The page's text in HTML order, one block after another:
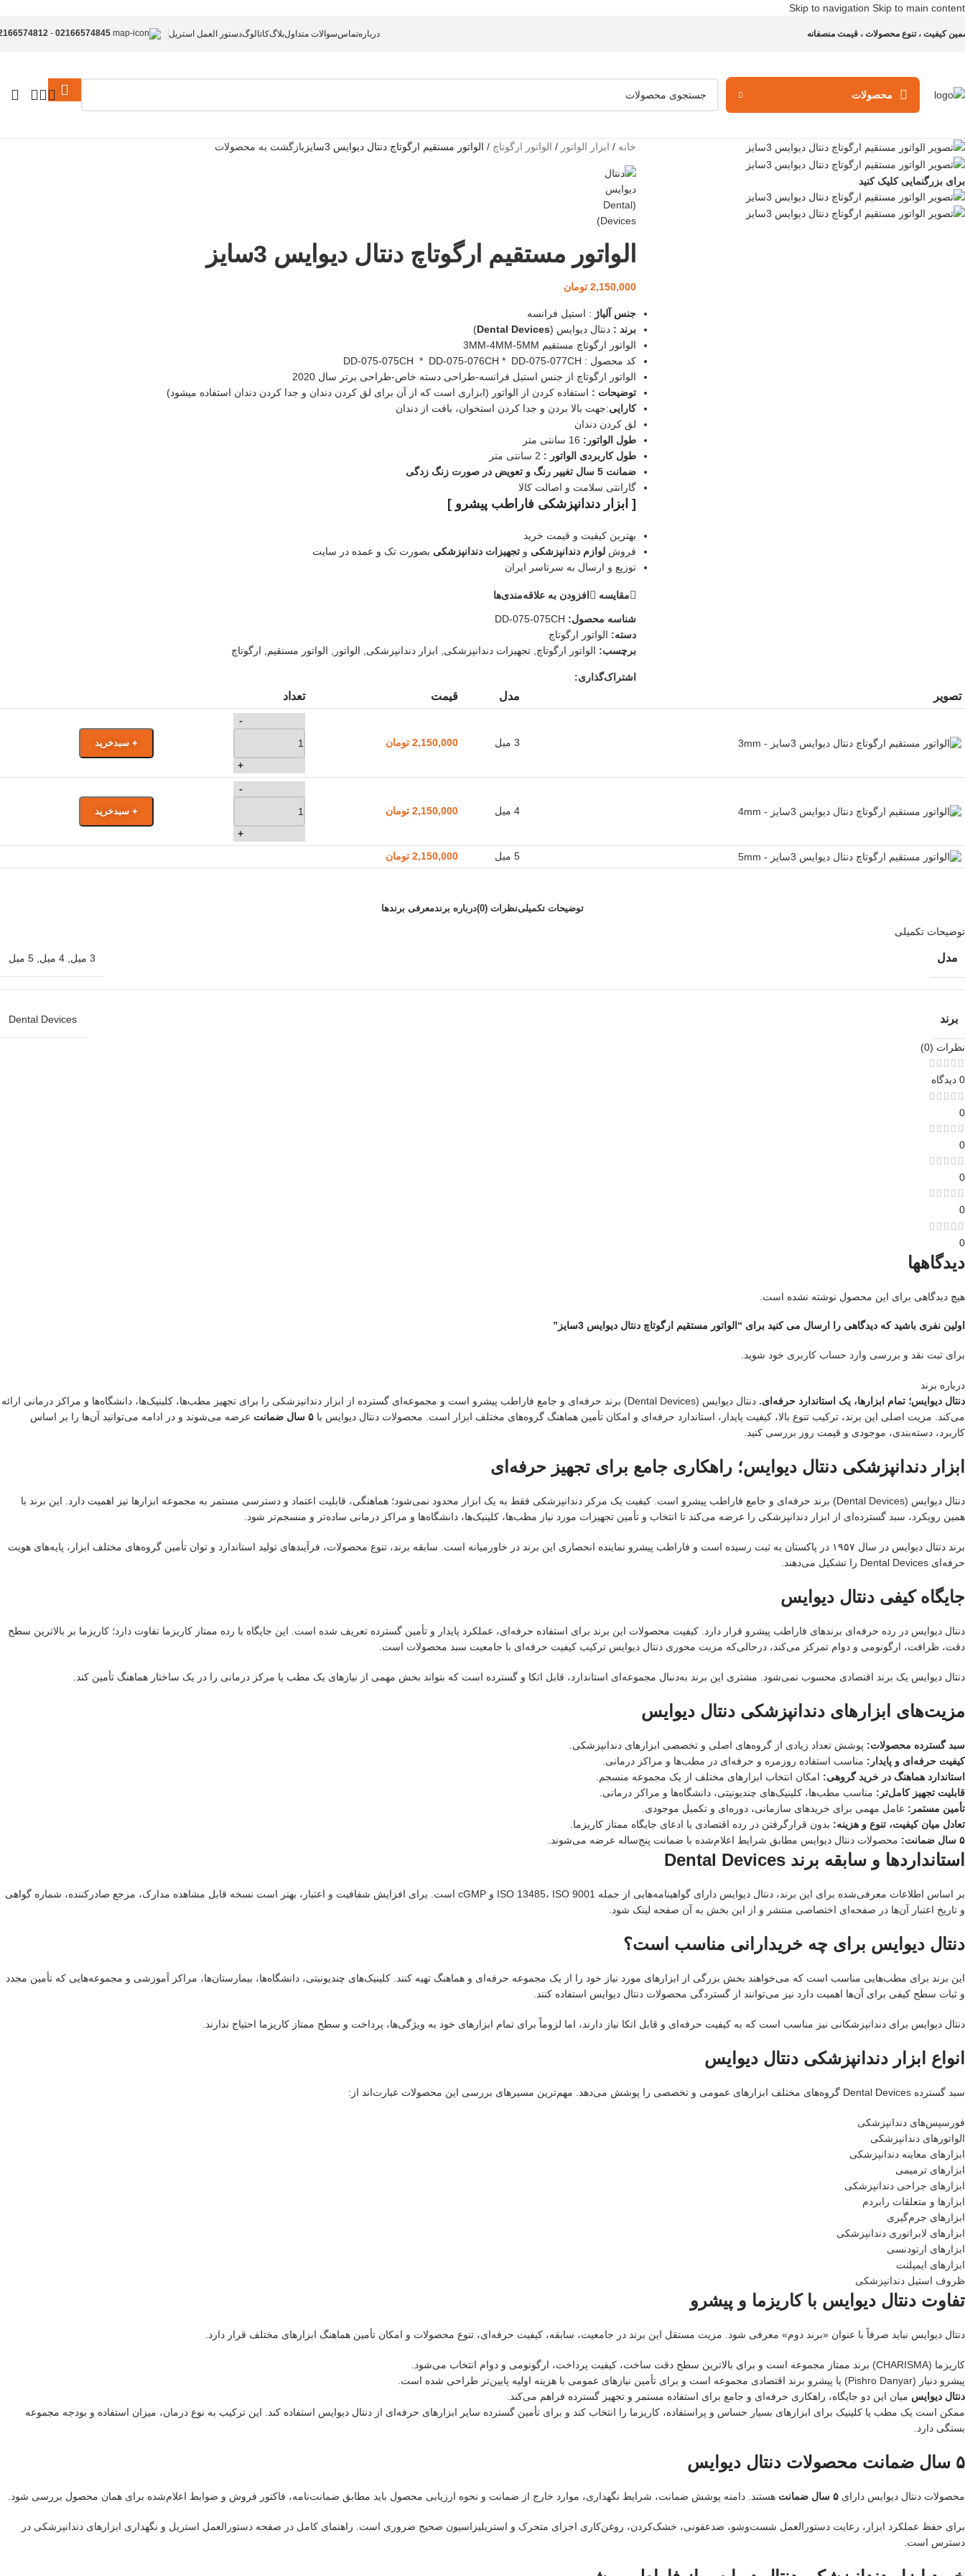
Skip to navigation Skip to main content
کیفیت ، تنوع محصولات ، قیمت منصفانه دربارهتماسسوالات متداولبلاگکاتالوگدستور العمل استریل 02166574845
-
محصولات
برای بزرگنمایی کلیک کنید
خانه / ابزار الواتور / الواتور ارگوتاچ / الواتور مستقیم ارگوتاچ دنتال دیوایس 3سایز بازگشت به محصولات
الواتور مستقیم ارگوتاچ دنتال دیوایس 3سایز
2,150,000 تومان
جنس آلیاژ : استیل فرانسه
برند : دنتال دیوایس (Dental Devices
)
الواتور ارگوتاچ مستقیم 3MM-4MM-5MM
کد محصول : DD-075-075CH * DD-075-076CH * DD-075-077CH
الواتور ارگوتاچ از جنس استیل فرانسه-طراحی دسته خاص-طراحی برتر سال 2020
توضیحات : استفاده کردن از الواتور (ابزاری است که از آن برای لق کردن دندان و جدا کردن دندان استفاده میشود)
کارایی:جهت بالا بردن و جدا کردن استخوان، بافت از دندان
لق کردن دندان
طول الواتور: 16 سانتی متر
طول کاربردی الواتور : 2 سانتی متر
ضمانت 5 سال تغییر رنگ و تعویض در صورت زنگ زدگی
گارانتی سلامت و اصالت کالا
[ ابزار دندانپزشکی فاراطب پیشرو ]
بهترین کیفیت و قیمت خرید
فروش لوازم دندانپزشکی و تجهیزات دندانپزشکی بصورت تک و عمده در سایت
توزیع و ارسال به سرتاسر ایران
مقایسه افزودن به علاقه‌مندی‌ها
شناسه محصول: DD-075-075CH
دسته: الواتور ارگوتاچ
برچسب: الواتور ارگوتاچ تجهیزات دندانپزشکی ابزار دندانپزشکی الواتور الواتور مستقیم ارگوتاچ
اشتراک‌گذاری:
تصویر مدل قیمت تعداد
3 میل 2,150,000 تومان
-
+
+ سبدخرید
4 میل 2,150,000 تومان
-
+
+ سبدخرید
5 میل 2,150,000 تومان
توضیحات تکمیلینظرات (0) درباره برندمعرفی برند‌ها
توضیحات تکمیلی
مدل 3 میل 4 میل 5 میل
برند Dental Devices
نظرات (0)
0 دیدگاه
0
0
0
0
0
دیدگاهها
هیچ دیدگاهی برای این محصول نوشته نشده است.
اولین نفری باشید که دیدگاهی را ارسال می کنید برای “الواتور مستقیم ارگوتاچ دنتال دیوایس 3سایز”
برای ثبت نقد و بررسی وارد حساب کاربری خود شوید.
درباره برند
دنتال دیوایس؛ تمام ابزارها، یک استاندارد حرفه‌ای.
دنتال دیوایس (Dental Devices) برند حرفه‌ای و جامع فاراطب پیشرو است و مجموعه‌ای گسترده از ابزار دندانپزشکی را برای تجهیز مطب‌ها، کلینیک‌ها، دانشگاه‌ها و مراکز درمانی ارائه
می‌کند. مزیت اصلی این برند، ترکیب تنوع بالا، کیفیت پایدار، استاندارد حرفه‌ای و امکان تأمین هماهنگ گروه‌های مختلف ابزار است. محصولات دنتال دیوایس با ۵ سال ضمانت
عرضه می‌شوند و در ادامه می‌توانید آن‌ها را بر اساس
کاربرد، دسته‌بندی، موجودی و قیمت روز بررسی کنید.
ابزار دندانپزشکی دنتال دیوایس؛ راهکاری جامع برای تجهیز حرفه‌ای
دنتال دیوایس (Dental Devices) برند حرفه‌ای و جامع فاراطب پیشرو است. کیفیت یک مرکز دندانپزشکی فقط به یک ابزار محدود نمی‌شود؛ هماهنگی، قابلیت اعتماد و دسترسی مستمر به مجموعه ابزارها نیز اهمیت دارد. این برند با
همین رویکرد، سبد گسترده‌ای از ابزار دندانپزشکی را عرضه می‌کند تا انتخاب و تأمین تجهیزات مورد نیاز مطب‌ها، کلینیک‌ها، دانشگاه‌ها و مراکز درمانی ساده‌تر و منسجم‌تر شود.
برند دنتال دیوایس در سال ۱۹۵۷ در پاکستان به ثبت رسیده است و فاراطب پیشرو نماینده انحصاری این برند در خاورمیانه است. سابقه برند، تنوع محصولات، فرآیندهای تولید استاندارد و توان تأمین گروه‌های مختلف ابزار، پایه‌های هویت
حرفه‌ای Dental Devices را تشکیل می‌دهند.
جایگاه کیفی دنتال دیوایس
دنتال دیوایس در رده حرفه‌ای برندهای فاراطب پیشرو قرار دارد. کیفیت محصولات این برند برای استفاده حرفه‌ای، عملکرد پایدار و تأمین گسترده تعریف شده است. این جایگاه با رده ممتاز کاریزما تفاوت دارد؛ کاریزما بر بالاترین سطح
دقت، ظرافت، ارگونومی و دوام تمرکز می‌کند، درحالی‌که مزیت محوری دنتال دیوایس ترکیب کیفیت حرفه‌ای با جامعیت سبد محصولات است.
دنتال دیوایس یک برند اقتصادی محسوب نمی‌شود. مشتری این برند به‌دنبال مجموعه‌ای استاندارد، قابل اتکا و گسترده است که بتواند بخش مهمی از نیازهای یک مطب یا مرکز درمانی را در یک ساختار هماهنگ تأمین کند.
مزیت‌های ابزارهای دندانپزشکی دنتال دیوایس
سبد گسترده محصولات: پوشش تعداد زیادی از گروه‌های اصلی و تخصصی ابزارهای دندانپزشکی.
کیفیت حرفه‌ای و پایدار: مناسب استفاده روزمره و حرفه‌ای در مطب‌ها و مراکز درمانی.
استاندارد هماهنگ در خرید گروهی: امکان انتخاب ابزارهای مختلف از یک مجموعه منسجم.
قابلیت تجهیز کامل‌تر: مناسب مطب‌ها، کلینیک‌های چندیونیتی، دانشگاه‌ها و مراکز درمانی.
تأمین مستمر: عامل مهمی برای خریدهای سازمانی، دوره‌ای و تکمیل موجودی.
تعادل میان کیفیت، تنوع و هزینه: بدون قرارگرفتن در رده اقتصادی یا ادعای جایگاه ممتاز کاریزما.
۵ سال ضمانت:
محصولات دنتال دیوایس مطابق شرایط اعلام‌شده با ضمانت پنج‌ساله عرضه می‌شوند.
استانداردها و سابقه برند Dental Devices
بر اساس اطلاعات معرفی‌شده برای این برند، دنتال دیوایس دارای گواهینامه‌هایی از جمله ISO 13485، ISO 9001 و cGMP است. برای افزایش شفافیت و اعتبار، بهتر است نسخه قابل مشاهده مدارک، مرجع صادرکننده، شماره گواهی
و تاریخ اعتبار آن‌ها در صفحه‌ای اختصاصی منتشر و از این بخش به آن صفحه لینک شود.
دنتال دیوایس برای چه خریدارانی مناسب است؟
این برند برای مطب‌هایی مناسب است که می‌خواهند بخش بزرگی از ابزارهای مورد نیاز خود را از یک مجموعه حرفه‌ای و هماهنگ تهیه کنند. کلینیک‌های چندیونیتی، دانشگاه‌ها، بیمارستان‌ها، مراکز آموزشی و مجموعه‌هایی که تأمین مجدد
و ثبات سطح کیفی برای آن‌ها اهمیت دارد نیز می‌توانند از گستردگی محصولات دنتال دیوایس استفاده کنند.
دنتال دیوایس برای دندانپزشکانی نیز مناسب است که به کیفیت حرفه‌ای و قابل اتکا نیاز دارند، اما لزوماً برای تمام ابزارهای خود به ویژگی‌ها، پرداخت و سطح ممتاز کاریزما احتیاج ندارند.
انواع ابزار دندانپزشکی دنتال دیوایس
سبد گسترده Dental Devices گروه‌های مختلف ابزارهای عمومی و تخصصی را پوشش می‌دهد. مهم‌ترین مسیرهای بررسی این محصولات عبارت‌اند از:
فورسپس‌های دندانپزشکی
الواتورهای دندانپزشکی
ابزارهای معاینه دندانپزشکی
ابزارهای ترمیمی
ابزارهای جراحی دندانپزشکی
ابزارها و متعلقات رابردم
ابزارهای جرم‌گیری
ابزارهای لابراتوری دندانپزشکی
ابزارهای ارتودنسی
ابزارهای ایمپلنت
ظروف استیل دندانپزشکی
تفاوت دنتال دیوایس با کاریزما و پیشرو
دنتال دیوایس نباید صرفاً با عنوان «برند دوم» معرفی شود. مزیت مستقل این برند در جامعیت، سابقه، کیفیت حرفه‌ای، تنوع محصولات و امکان تأمین هماهنگ ابزارهای مختلف قرار دارد.
کاریزما (CHARISMA)
برند ممتاز مجموعه است و برای بالاترین سطح دقت ساخت، کیفیت پرداخت، ارگونومی و دوام انتخاب می‌شود.
پیشرو دنیار (Pishro Danyar) یا پیشرو
برند اقتصادی مجموعه است و برای تأمین نیازهای عمومی با هزینه اولیه پایین‌تر طراحی شده است.
دنتال دیوایس میان این دو جایگاه، راهکاری حرفه‌ای و جامع برای استفاده مستمر و تجهیز گسترده فراهم می‌کند.
ممکن است یک مطب یا کلینیک برای ابزارهای بسیار حساس و پراستفاده، کاریزما را انتخاب کند و برای تأمین گسترده سایر ابزارهای حرفه‌ای از دنتال دیوایس استفاده کند. این ترکیب به نوع درمان، میزان استفاده و بودجه مجموعه
بستگی دارد.
۵ سال ضمانت محصولات دنتال دیوایس
محصولات دنتال دیوایس دارای ۵ سال ضمانت هستند. دامنه پوشش ضمانت، شرایط نگهداری، موارد خارج از ضمانت و نحوه ارزیابی محصول باید مطابق ضمانت‌نامه، فاکتور فروش و ضوابط اعلام‌شده برای همان محصول بررسی شود.
برای حفظ عملکرد ابزار، رعایت دستورالعمل شست‌وشو، ضدعفونی، خشک‌کردن، روغن‌کاری اجزای متحرک و استریلیزاسیون صحیح ضروری است. راهنمای کامل در صفحه دستورالعمل استریل و نگهداری ابزارهای دندانپزشکی در
دسترس است.